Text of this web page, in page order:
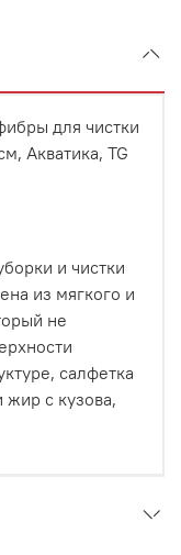
для чистки
Акватика, TG
и чистки
из мягкого и
не
салфетка
жир с кузова,